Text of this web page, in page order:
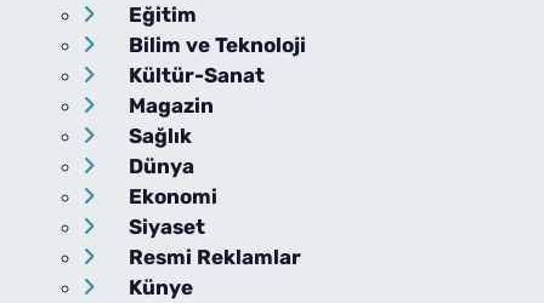
Eğitim
Bilim ve Teknoloji
Kültür-Sanat
Magazin
Sağlık
Dünya
Ekonomi
Siyaset
Resmi Reklamlar
Künye